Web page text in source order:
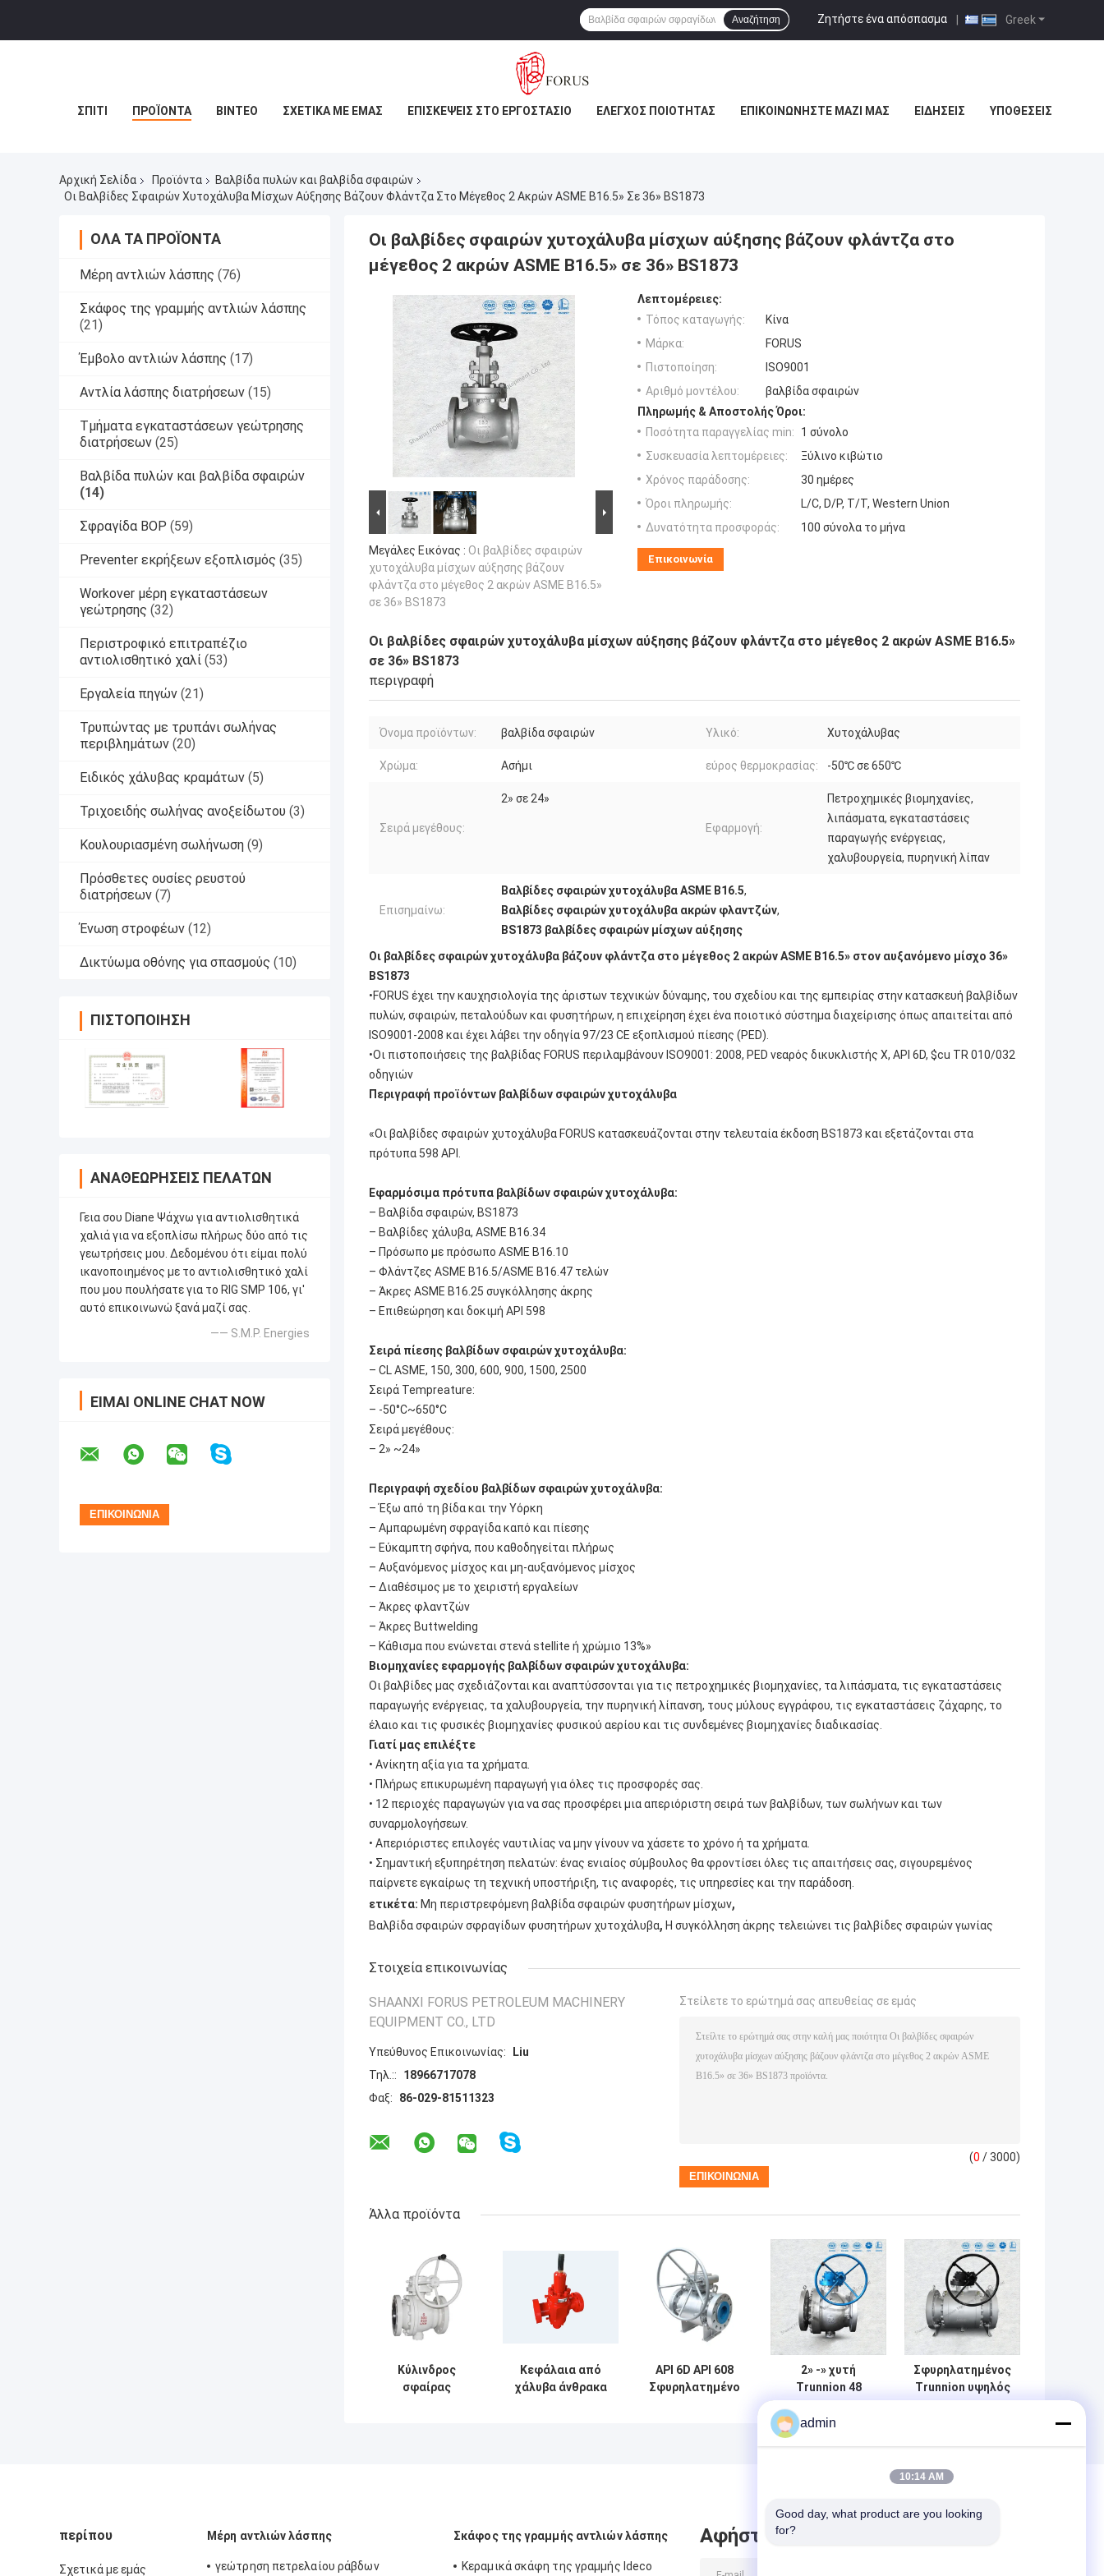
Greek
Ζητήστε ένα απόσπασμα |
Αναζήτηση
ΣΠΊΤΙ ΠΡΟΪΌΝΤΑ ΒΊΝΤΕΟ ΣΧΕΤΙΚΆ ΜΕ ΕΜΆΣ ΕΠΙΣΚΈΨΕΙΣ ΣΤΟ ΕΡΓΟΣΤΆΣΙΟ ΈΛΕΓΧΟΣ ΠΟΙΌΤΗΤΑΣ ΕΠΙΚΟΙΝΩΝΉΣΤΕ ΜΑΖΊ ΜΑΣ ΕΙΔΉΣΕΙΣ ΥΠΟΘΈΣΕΙΣ
Αρχική Σελίδα Προϊόντα
Βαλβίδα πυλών και βαλβίδα σφαιρών
Οι Βαλβίδες Σφαιρών Χυτοχάλυβα Μίσχων Αύξησης Βάζουν Φλάντζα Στο Μέγεθος 2 Ακρών ASME B16.5» Σε 36» BS1873
ΌΛΑ ΤΑ ΠΡΟΪΌΝΤΑ
Μέρη αντλιών λάσπης (76)
Σκάφος της γραμμής αντλιών λάσπης
(21)
Έμβολο αντλιών λάσπης (17)
Αντλία λάσπης διατρήσεων (15)
Τμήματα εγκαταστάσεων γεώτρησης
διατρήσεων (25)
Βαλβίδα πυλών και βαλβίδα σφαιρών
(14)
Σφραγίδα BOP (59)
Preventer εκρήξεων εξοπλισμός (35)
Workover μέρη εγκαταστάσεων
γεώτρησης (32)
Περιστροφικό επιτραπέζιο
αντιολισθητικό χαλί (53)
Εργαλεία πηγών (21)
Τρυπώντας με τρυπάνι σωλήνας
περιβλημάτων (20)
Ειδικός χάλυβας κραμάτων (5)
Τριχοειδής σωλήνας ανοξείδωτου (3)
Κουλουριασμένη σωλήνωση (9)
Πρόσθετες ουσίες ρευστού
διατρήσεων (7)
Ένωση στροφέων (12)
Δικτύωμα οθόνης για σπασμούς (10)
ΠΙΣΤΟΠΟΊΗΣΗ
ΑΝΑΘΕΩΡΉΣΕΙΣ ΠΕΛΑΤΏΝ
Γεια σου Diane Ψάχνω για αντιολισθητικά
χαλιά για να εξοπλίσω πλήρως δύο από τις
γεωτρήσεις μου. Δεδομένου ότι είμαι πολύ
ικανοποιημένος με το αντιολισθητικό χαλί
που μου πουλήσατε για το RIG SMP 106, γι'
αυτό επικοινωνώ ξανά μαζί σας.
—— S.M.P. Energies
ΕΊΜΑΙ ONLINE CHAT NOW
Οι βαλβίδες σφαιρών χυτοχάλυβα μίσχων αύξησης βάζουν φλάντζα στο
μέγεθος 2 ακρών ASME B16.5» σε 36» BS1873
Μεγάλες Εικόνας : Οι βαλβίδες σφαιρών
χυτοχάλυβα μίσχων αύξησης βάζουν
φλάντζα στο μέγεθος 2 ακρών ASME B16.5»
σε 36» BS1873
Λεπτομέρειες:
Τόπος καταγωγής:
Κίνα
Μάρκα:
FORUS
Πιστοποίηση:
ISO9001
Αριθμό μοντέλου:
βαλβίδα σφαιρών
Πληρωμής & Αποστολής Όροι:
Ποσότητα παραγγελίας min:
1 σύνολο
Συσκευασία λεπτομέρειες:
Ξύλινο κιβώτιο
Χρόνος παράδοσης:
30 ημέρες
Όροι πληρωμής:
L/C, D/P, T/T, Western Union
Δυνατότητα προσφοράς:
100 σύνολα το μήνα
Επικοινωνία
Οι βαλβίδες σφαιρών χυτοχάλυβα μίσχων αύξησης βάζουν φλάντζα στο μέγεθος 2 ακρών ASME B16.5»
σε 36» BS1873
περιγραφή
Όνομα προϊόντων: βαλβίδα σφαιρών Υλικό: Χυτοχάλυβας
Χρώμα: Ασήμι εύρος θερμοκρασίας: -50℃ σε 650℃
Σειρά μεγέθους:
2» σε 24»
Εφαρμογή:
Πετροχημικές βιομηχανίες,
λιπάσματα, εγκαταστάσεις
παραγωγής ενέργειας,
χαλυβουργεία, πυρηνική λίπαν
Επισημαίνω:
Βαλβίδες σφαιρών χυτοχάλυβα ASME B16.5,
Βαλβίδες σφαιρών χυτοχάλυβα ακρών φλαντζών,
BS1873 βαλβίδες σφαιρών μίσχων αύξησης
Οι βαλβίδες σφαιρών χυτοχάλυβα βάζουν φλάντζα στο μέγεθος 2 ακρών ASME B16.5» στον αυξανόμενο μίσχο 36»
BS1873
•FORUS έχει την καυχησιολογία της άριστων τεχνικών δύναμης, του σχεδίου και της εμπειρίας στην κατασκευή βαλβίδων
πυλών, σφαιρών, πεταλούδων και φυσητήρων, η επιχείρηση έχει ένα ποιοτικό σύστημα διαχείρισης όπως απαιτείται από
ISO9001-2008 και έχει λάβει την οδηγία 97/23 CE εξοπλισμού πίεσης (PED).
•Οι πιστοποιήσεις της βαλβίδας FORUS περιλαμβάνουν ISO9001: 2008, PED νεαρός δικυκλιστής Χ, API 6D, $cu TR 010/032
οδηγιών
Περιγραφή προϊόντων βαλβίδων σφαιρών χυτοχάλυβα
«Οι βαλβίδες σφαιρών χυτοχάλυβα FORUS κατασκευάζονται στην τελευταία έκδοση BS1873 και εξετάζονται στα
πρότυπα 598 API.
Εφαρμόσιμα πρότυπα βαλβίδων σφαιρών χυτοχάλυβα:
– Βαλβίδα σφαιρών, BS1873
– Βαλβίδες χάλυβα, ASME B16.34
– Πρόσωπο με πρόσωπο ASME B16.10
– Φλάντζες ASME B16.5/ASME B16.47 τελών
– Άκρες ASME B16.25 συγκόλλησης άκρης
– Επιθεώρηση και δοκιμή API 598
Σειρά πίεσης βαλβίδων σφαιρών χυτοχάλυβα:
– CL ASME, 150, 300, 600, 900, 1500, 2500
Σειρά Tempreature:
– -50°C~650°C
Σειρά μεγέθους:
– 2» ~24»
Περιγραφή σχεδίου βαλβίδων σφαιρών χυτοχάλυβα:
– Έξω από τη βίδα και την Υόρκη
– Αμπαρωμένη σφραγίδα καπό και πίεσης
– Εύκαμπτη σφήνα, που καθοδηγείται πλήρως
– Αυξανόμενος μίσχος και μη-αυξανόμενος μίσχος
– Διαθέσιμος με το χειριστή εργαλείων
– Άκρες φλαντζών
– Άκρες Buttwelding
– Κάθισμα που ενώνεται στενά stellite ή χρώμιο 13%»
Βιομηχανίες εφαρμογής βαλβίδων σφαιρών χυτοχάλυβα:
Οι βαλβίδες μας σχεδιάζονται και αναπτύσσονται για τις πετροχημικές βιομηχανίες, τα λιπάσματα, τις εγκαταστάσεις
παραγωγής ενέργειας, τα χαλυβουργεία, την πυρηνική λίπανση, τους μύλους εγγράφου, τις εγκαταστάσεις ζάχαρης, το
έλαιο και τις φυσικές βιομηχανίες φυσικού αερίου και τις συνδεμένες βιομηχανίες διαδικασίας.
Γιατί μας επιλέξτε
• Ανίκητη αξία για τα χρήματα.
• Πλήρως επικυρωμένη παραγωγή για όλες τις προσφορές σας.
• 12 περιοχές παραγωγών για να σας προσφέρει μια απεριόριστη σειρά των βαλβίδων, των σωλήνων και των
συναρμολογήσεων.
• Απεριόριστες επιλογές ναυτιλίας να μην γίνουν να χάσετε το χρόνο ή τα χρήματα.
• Σημαντική εξυπηρέτηση πελατών: ένας ενιαίος σύμβουλος θα φροντίσει όλες τις απαιτήσεις σας, σιγουρεμένος
παίρνετε εγκαίρως τη τεχνική υποστήριξη, τις αναφορές, τις υπηρεσίες και την παράδοση.
ετικέτα: Μη περιστρεφόμενη βαλβίδα σφαιρών φυσητήρων μίσχων,
Βαλβίδα σφαιρών σφραγίδων φυσητήρων χυτοχάλυβα, Η συγκόλληση άκρης τελειώνει τις βαλβίδες σφαιρών γωνίας
Στοιχεία επικοινωνίας
SHAANXI FORUS PETROLEUM MACHINERY
EQUIPMENT CO., LTD
Υπεύθυνος Επικοινωνίας:
Liu
Τηλ.::
18966717078
Φαξ:
86-029-81511323
Στείλετε το ερώτημά σας απευθείας σε εμάς
(0 / 3000)
Άλλα προϊόντα
Κύλινδρος
σφαίρας
Κεφάλαια από
χάλυβα άνθρακα
API 6D API 608
Σφυρηλατημένο
2» -» χυτή
Trunnion 48
σφαιρών
βαλβίδων
πυρκαγιάς
ασφαλής έξω
Σφυρηλατημένος
Trunnion υψηλός
αποκλεισμένος
σφαιρών και
λειτουργία
ροπής
περίπου
Σχετικά με εμάς
Μέρη αντλιών λάσπης
γεώτρηση πετρελαίου ράβδων
Σκάφος της γραμμής αντλιών λάσπης
Κεραμικά σκάφη της γραμμής Ideco
Αφήστε μήνυμα
admin
10:14 AM
Good day, what product are you looking
for?